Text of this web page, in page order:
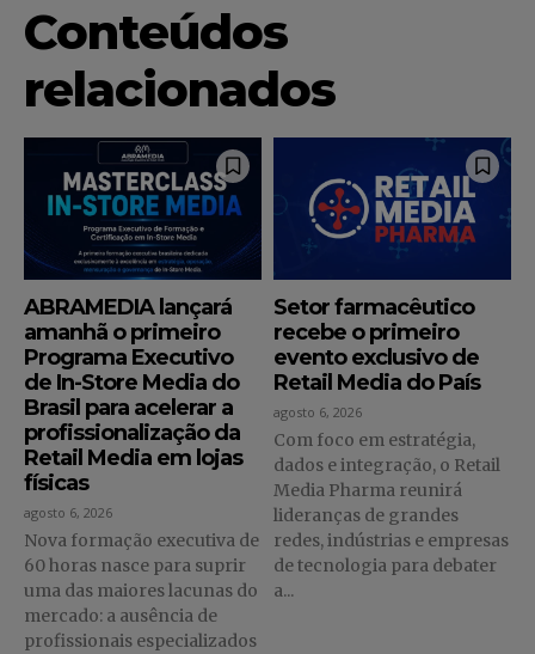
Conteúdos
relacionados
ABRAMEDIA lançará
amanhã o primeiro
Programa Executivo
de In-Store Media do
Brasil para acelerar a
profissionalização da
Retail Media em lojas
físicas
agosto 6, 2026
Nova formação executiva de
60 horas nasce para suprir
uma das maiores lacunas do
mercado: a ausência de
profissionais especializados
Setor farmacêutico
recebe o primeiro
evento exclusivo de
Retail Media do País
agosto 6, 2026
Com foco em estratégia,
dados e integração, o Retail
Media Pharma reunirá
lideranças de grandes
redes, indústrias e empresas
de tecnologia para debater
a...